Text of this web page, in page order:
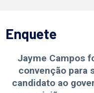
Enquete
Jayme Campos
convenção para
candidato ao